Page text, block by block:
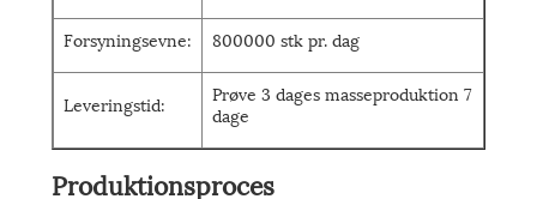
Forsyningsevne: 800000 stk pr. dag
Leveringstid:
Prøve 3 dages masseproduktion 7
dage
Produktionsproces